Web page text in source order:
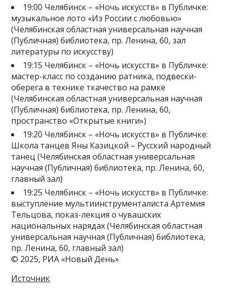
19:00 Челябинск – «Ночь искусств» в Публичке:
музыкальное лото «Из России с любовью»
(Челябинская областная универсальная научная
(Публичная) библиотека, пр. Ленина, 60, зал
литературы по искусству)
19:15 Челябинск – «Ночь искусств» в Публичке:
мастер-класс по созданию ратника, подвески-
оберега в технике ткачество на рамке
(Челябинская областная универсальная научная
(Публичная) библиотека, пр. Ленина, 60,
пространство «Открытые книги»)
19:20 Челябинск – «Ночь искусств» в Публичке:
Школа танцев Яны Казицкой – Русский народный
танец (Челябинская областная универсальная
научная (Публичная) библиотека, пр. Ленина, 60,
главный зал)
19:25 Челябинск – «Ночь искусств» в Публичке:
выступление мультиинструменталиста Артемия
Тельцова, показ-лекция о чувашских
национальных нарядах (Челябинская областная
универсальная научная (Публичная) библиотека,
пр. Ленина, 60, главный зал)
© 2025, РИА «Новый День»
Источник